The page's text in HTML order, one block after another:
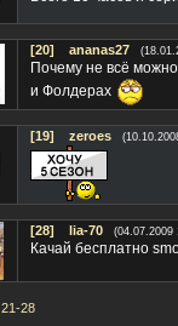
[20] ananas27
Почему не всё
и Фолдерах
[19] zeroes
[28] lia-70 (04.07.2009
Качай бесплатно
21-28